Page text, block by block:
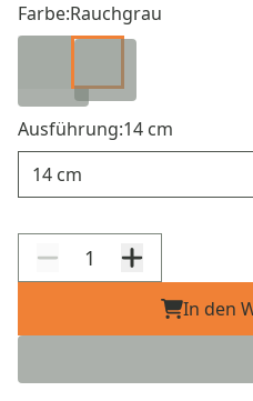
Farbe:Rauchgrau
Ausführung:14 cm
In den